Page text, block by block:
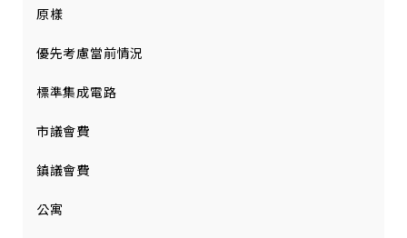
原樣
優先考慮當前情況
標準集成電路
市議會費
鎮議會費
公寓